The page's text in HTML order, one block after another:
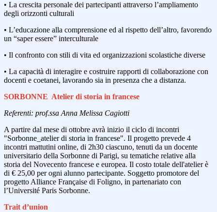
• La crescita personale dei partecipanti attraverso l’ampliamento
degli orizzonti culturali
• L’educazione alla comprensione ed al rispetto dell’altro, favorendo
un “saper essere” interculturale
• Il confronto con stili di vita ed organizzazioni scolastiche diverse
• La capacità di interagire e costruire rapporti di collaborazione con
docenti e coetanei, lavorando sia in presenza che a distanza.
SORBONNE Atelier di storia in francese
Referenti: prof.ssa Anna Melissa Cagiotti
A partire dal mese di ottobre avrà inizio il ciclo di incontri
"Sorbonne_atelier di storia in francese". Il progetto prevede 4
incontri mattutini online, di 2h30 ciascuno, tenuti da un docente
universitario della Sorbonne di Parigi, su tematiche relative alla
storia del Novecento francese e europea. Il costo totale dell'atelier è
di € 25,00 per ogni alunno partecipante. Soggetto promotore del
progetto Alliance Française di Foligno, in partenariato con
l’Université Paris Sorbonne.
Trait d’union